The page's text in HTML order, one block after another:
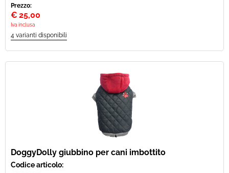
Prezzo:
€ 25,00
Iva inclusa
DoggyDolly giubbino per cani imbottito
Codice articolo: